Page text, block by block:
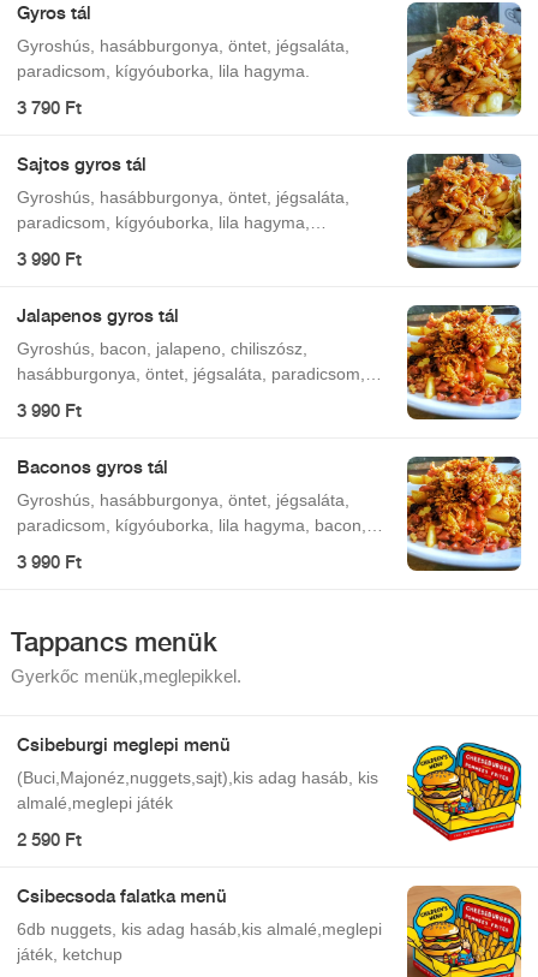
Gyros tál
Gyroshús, hasábburgonya, öntet, jégsaláta,
paradicsom, kígyóuborka, lila hagyma.
3 790 Ft
Sajtos gyros tál
Gyroshús, hasábburgonya, öntet, jégsaláta,
paradicsom, kígyóuborka, lila hagyma,
3 990 Ft
Jalapenos gyros tál
Gyroshús, bacon, jalapeno, chiliszósz,
hasábburgonya, öntet, jégsaláta, paradicsom,
3 990 Ft
Baconos gyros tál
Gyroshús, hasábburgonya, öntet, jégsaláta,
paradicsom, kígyóuborka, lila hagyma, bacon,
3 990 Ft
Tappancs menük
Gyerkőc menük,meglepikkel.
Csibeburgi meglepi menü
(Buci,Majonéz,nuggets,sajt),kis adag hasáb, kis
almalé,meglepi játék
2 590 Ft
Csibecsoda falatka menü
6db nuggets, kis adag hasáb,kis almalé,meglepi
játék, ketchup